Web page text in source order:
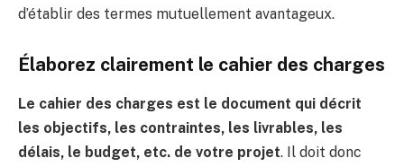
d’établir des termes mutuellement avantageux.
Élaborez clairement le cahier des charges
Le cahier des charges est le document qui décrit
les objectifs, les contraintes, les livrables, les
délais, le budget, etc. de votre projet. Il doit donc